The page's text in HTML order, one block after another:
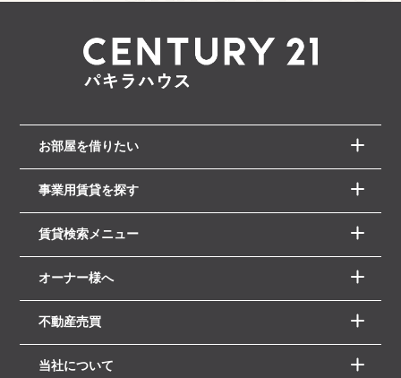
お部屋を借りたい
事業用賃貸を探す
賃貸検索メニュー
オーナー様へ
不動産売買
当社について